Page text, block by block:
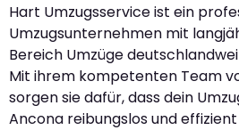
Hart Umzugsservice ist ein
Umzugsunternehmen mit
Bereich Umzüge
Mit ihrem kompetenten Team
sorgen sie dafür, dass dein
Ancona reibungslos und